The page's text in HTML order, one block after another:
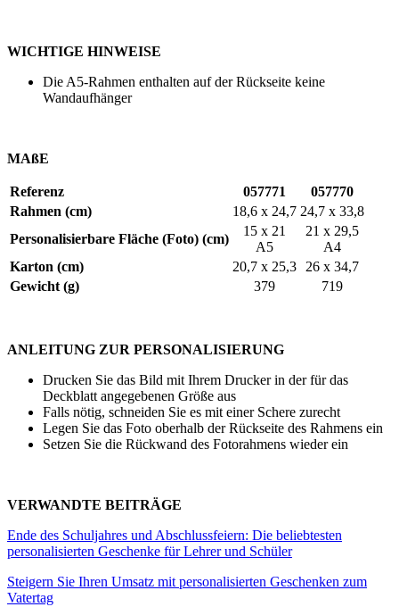
WICHTIGE HINWEISE
Die A5-Rahmen enthalten auf der Rückseite keine
Wandaufhänger
MAßE
Referenz 057771
057770
Rahmen (cm)
18,6 x 24,7 24,7 x 33,8
Personalisierbare Fläche (Foto) (cm)
15 x 21
A5
21 x 29,5
A4
Karton (cm)
20,7 x 25,3 26 x 34,7
Gewicht (g)
379 719
ANLEITUNG ZUR PERSONALISIERUNG
Drucken Sie das Bild mit Ihrem Drucker in der für das
Deckblatt angegebenen Größe aus
Falls nötig, schneiden Sie es mit einer Schere zurecht
Legen Sie das Foto oberhalb der Rückseite des Rahmens ein
Setzen Sie die Rückwand des Fotorahmens wieder ein
VERWANDTE BEITRÄGE
Ende des Schuljahres und Abschlussfeiern: Die beliebtesten
personalisierten Geschenke für Lehrer und Schüler
Steigern Sie Ihren Umsatz mit personalisierten Geschenken zum
Vatertag